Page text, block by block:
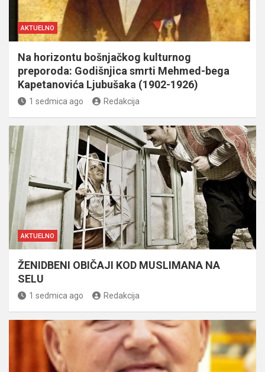
AKTUELNO
Na horizontu bošnjačkog kulturnog
preporoda: Godišnjica smrti Mehmed-bega
Kapetanovića Ljubušaka (1902-1926)
1 sedmica ago Redakcija
AKTUELNO
ŽENIDBENI OBIČAJI KOD MUSLIMANA NA
SELU
1 sedmica ago Redakcija